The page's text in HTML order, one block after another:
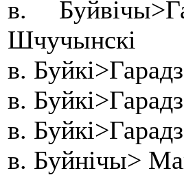
в.
Шчучынскі
в.
в.
в.
в. Буйнічы>